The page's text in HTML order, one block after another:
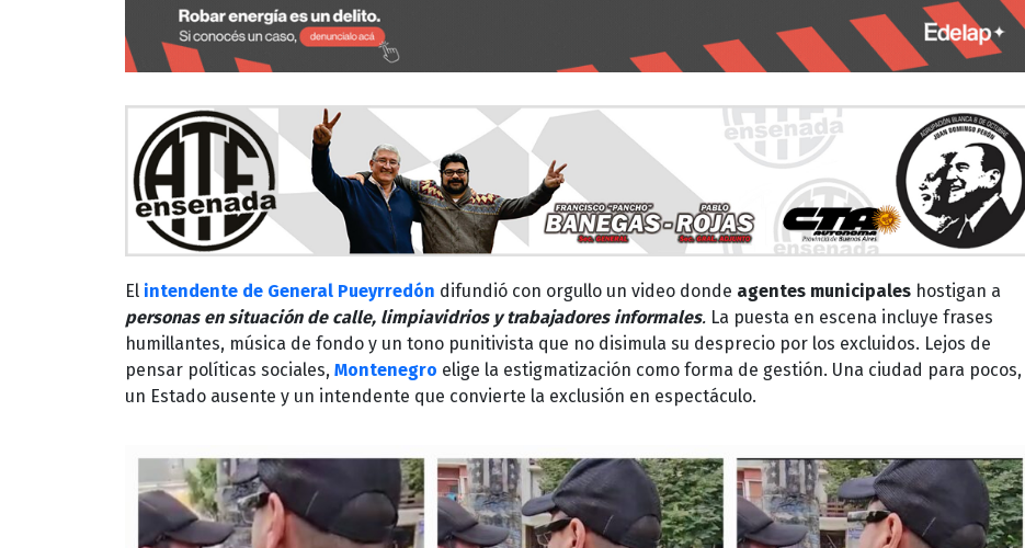
El intendente de General Pueyrredón difundió con orgullo un video donde agentes municipales hostigan a
personas en situación de calle, limpiavidrios y trabajadores informales. La puesta en escena incluye frases
humillantes, música de fondo y un tono punitivista que no disimula su desprecio por los excluidos. Lejos de
pensar políticas sociales, Montenegro elige la estigmatización como forma de gestión. Una ciudad para pocos,
un Estado ausente y un intendente que convierte la exclusión en espectáculo.